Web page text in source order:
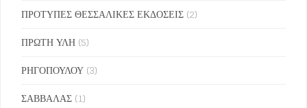
ΠΡΟΤΥΠΕΣ ΘΕΣΣΑΛΙΚΕΣ ΕΚΔΟΣΕΙΣ (2)
ΠΡΩΤΗ ΥΛΗ (5)
ΡΗΓΟΠΟΥΛΟΥ (3)
ΣΑΒΒΑΛΑΣ (1)